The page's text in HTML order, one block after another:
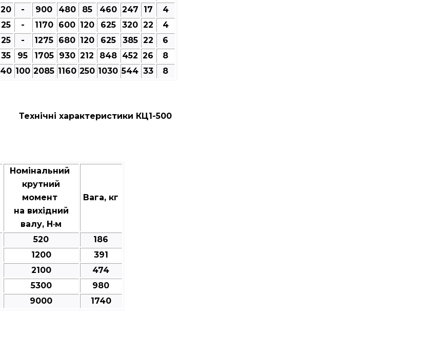
20 - 900 480 85 460 247 17
4
25 - 1170 600 120 625 320 22
4
25 - 1275 680 120 625 385 22
6
35 95 1705 930 212 848 452 26
8
40 100 2085 1160 250 1030 544 33 8
Технічні характеристики КЦ1-500
Номінальний
крутний
момент
на вихідний
валу, Н·м
Вага, кг
520
186
1200
391
2100
474
5300
980
9000 1740